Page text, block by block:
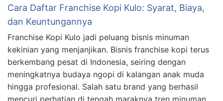
Cara Daftar Franchise Kopi Kulo: Syarat, Biaya,
dan Keuntungannya
Franchise Kopi Kulo jadi peluang bisnis minuman
kekinian yang menjanjikan. Bisnis franchise kopi terus
berkembang pesat di Indonesia, seiring dengan
meningkatnya budaya ngopi di kalangan anak muda
hingga profesional. Salah satu brand yang berhasil
mencuri perhatian di tengah maraknya tren minuman